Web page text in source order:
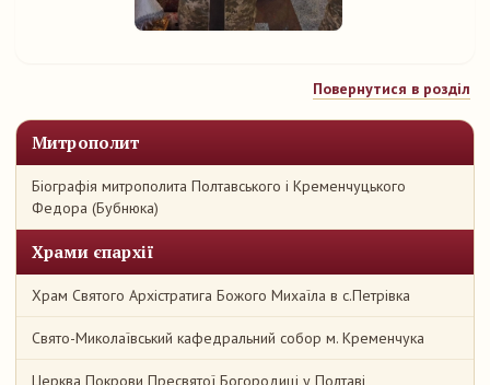
Митрополит
Біографія митрополита Полтавського і Кременчуцького
Федора (Бубнюка)
Храми єпархії
Храм Святого Архістратига Божого Михаїла в с.Петрівка
Свято-Миколаївський кафедральний собор м. Кременчука
Церква Покрови Пресвятої Богородиці у Полтаві
Повернутися в розділ